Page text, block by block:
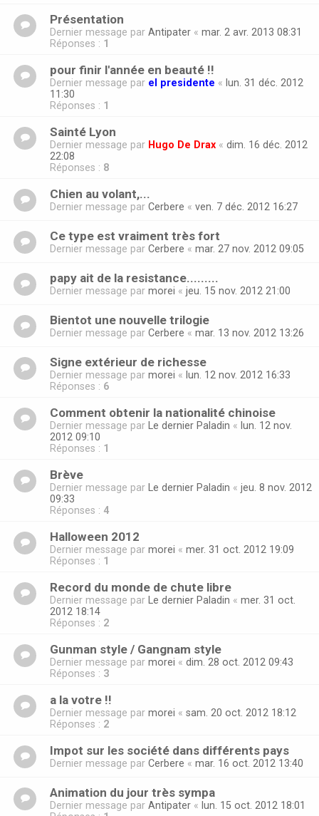
Présentation
Dernier message par Antipater « mar. 2 avr. 2013 08:31
Réponses : 1
pour finir l'année en beauté !!
Dernier message par el presidente « lun. 31 déc. 2012
11:30
Réponses : 1
Sainté Lyon
Dernier message par Hugo De Drax « dim. 16 déc. 2012
22:08
Réponses : 8
Chien au volant,...
Dernier message par Cerbere « ven. 7 déc. 2012 16:27
Ce type est vraiment très fort
Dernier message par Cerbere « mar. 27 nov. 2012 09:05
papy ait de la resistance.........
Dernier message par morei « jeu. 15 nov. 2012 21:00
Bientot une nouvelle trilogie
Dernier message par Cerbere « mar. 13 nov. 2012 13:26
Signe extérieur de richesse
Dernier message par morei « lun. 12 nov. 2012 16:33
Réponses : 6
Comment obtenir la nationalité chinoise
Dernier message par Le dernier Paladin « lun. 12 nov.
2012 09:10
Réponses : 1
Brève
Dernier message par Le dernier Paladin « jeu. 8 nov. 2012
09:33
Réponses : 4
Halloween 2012
Dernier message par morei « mer. 31 oct. 2012 19:09
Réponses : 1
Record du monde de chute libre
Dernier message par Le dernier Paladin « mer. 31 oct.
2012 18:14
Réponses : 2
Gunman style / Gangnam style
Dernier message par morei « dim. 28 oct. 2012 09:43
Réponses : 3
a la votre !!
Dernier message par morei « sam. 20 oct. 2012 18:12
Réponses : 2
Impot sur les société dans différents pays
Dernier message par Cerbere « mar. 16 oct. 2012 13:40
Animation du jour très sympa
Dernier message par Antipater « lun. 15 oct. 2012 18:01